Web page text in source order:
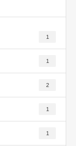
1
1
2
1
1